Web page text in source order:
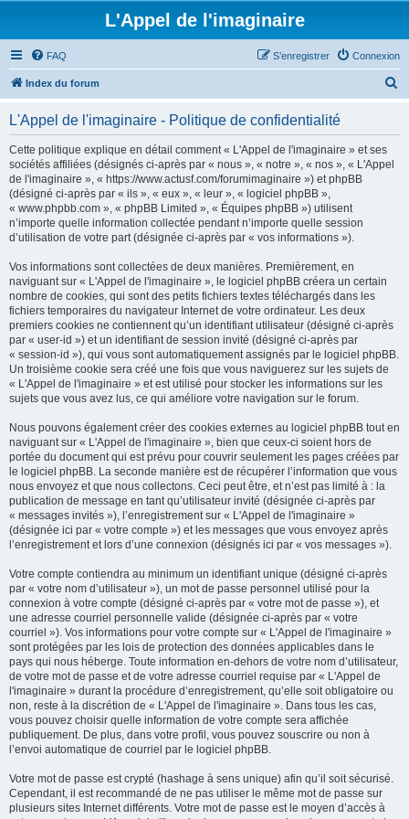
L'Appel de l'imaginaire
FAQ Connexion
S’enregistrer
Index du forum
L'Appel de l'imaginaire - Politique de confidentialité
Cette politique explique en détail comment « L'Appel de l'imaginaire » et ses
sociétés affiliées (désignés ci-après par « nous », « notre », « nos », « L'Appel
de l'imaginaire », « https://www.actusf.com/forumimaginaire ») et phpBB
(désigné ci-après par « ils », « eux », « leur », « logiciel phpBB »,
« www.phpbb.com », « phpBB Limited », « Équipes phpBB ») utilisent
n’importe quelle information collectée pendant n’importe quelle session
d’utilisation de votre part (désignée ci-après par « vos informations »).
Vos informations sont collectées de deux manières. Premièrement, en
naviguant sur « L'Appel de l'imaginaire », le logiciel phpBB créera un certain
nombre de cookies, qui sont des petits fichiers textes téléchargés dans les
fichiers temporaires du navigateur Internet de votre ordinateur. Les deux
premiers cookies ne contiennent qu’un identifiant utilisateur (désigné ci-après
par « user-id ») et un identifiant de session invité (désigné ci-après par
« session-id »), qui vous sont automatiquement assignés par le logiciel phpBB.
Un troisième cookie sera créé une fois que vous naviguerez sur les sujets de
« L'Appel de l'imaginaire » et est utilisé pour stocker les informations sur les
sujets que vous avez lus, ce qui améliore votre navigation sur le forum.
Nous pouvons également créer des cookies externes au logiciel phpBB tout en
naviguant sur « L'Appel de l'imaginaire », bien que ceux-ci soient hors de
portée du document qui est prévu pour couvrir seulement les pages créées par
le logiciel phpBB. La seconde manière est de récupérer l’information que vous
nous envoyez et que nous collectons. Ceci peut être, et n’est pas limité à : la
publication de message en tant qu’utilisateur invité (désignée ci-après par
« messages invités »), l’enregistrement sur « L'Appel de l'imaginaire »
(désignée ici par « votre compte ») et les messages que vous envoyez après
l’enregistrement et lors d’une connexion (désignés ici par « vos messages »).
Votre compte contiendra au minimum un identifiant unique (désigné ci-après
par « votre nom d’utilisateur »), un mot de passe personnel utilisé pour la
connexion à votre compte (désigné ci-après par « votre mot de passe »), et
une adresse courriel personnelle valide (désignée ci-après par « votre
courriel »). Vos informations pour votre compte sur « L'Appel de l'imaginaire »
sont protégées par les lois de protection des données applicables dans le
pays qui nous héberge. Toute information en-dehors de votre nom d’utilisateur,
de votre mot de passe et de votre adresse courriel requise par « L'Appel de
l'imaginaire » durant la procédure d’enregistrement, qu’elle soit obligatoire ou
non, reste à la discrétion de « L'Appel de l'imaginaire ». Dans tous les cas,
vous pouvez choisir quelle information de votre compte sera affichée
publiquement. De plus, dans votre profil, vous pouvez souscrire ou non à
l’envoi automatique de courriel par le logiciel phpBB.
Votre mot de passe est crypté (hashage à sens unique) afin qu’il soit sécurisé.
Cependant, il est recommandé de ne pas utiliser le même mot de passe sur
plusieurs sites Internet différents. Votre mot de passe est le moyen d’accès à